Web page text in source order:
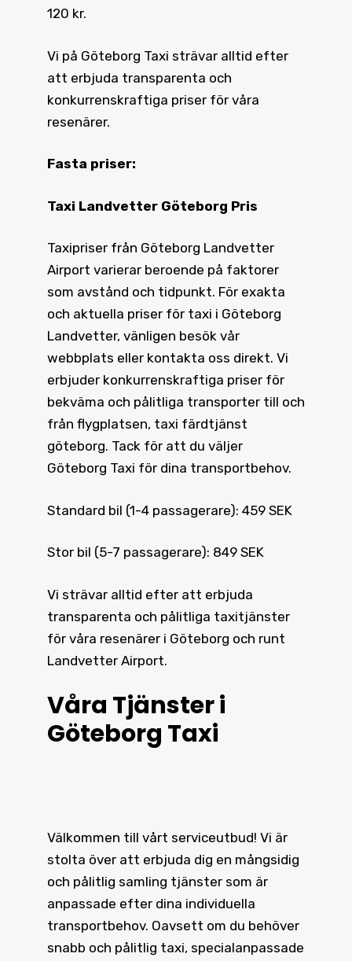
120 kr.
Vi på Göteborg Taxi strävar alltid efter
att erbjuda transparenta och
konkurrenskraftiga priser för våra
resenärer.
Fasta priser:
Taxi Landvetter Göteborg Pris
Taxipriser från Göteborg Landvetter
Airport varierar beroende på faktorer
som avstånd och tidpunkt. För exakta
och aktuella priser för taxi i Göteborg
Landvetter, vänligen besök vår
webbplats eller kontakta oss direkt. Vi
erbjuder konkurrenskraftiga priser för
bekväma och pålitliga transporter till och
från flygplatsen, taxi färdtjänst
göteborg. Tack för att du väljer
Göteborg Taxi för dina transportbehov.
Standard bil (1-4 passagerare): 459 SEK
Stor bil (5-7 passagerare): 849 SEK
Vi strävar alltid efter att erbjuda
transparenta och pålitliga taxitjänster
för våra resenärer i Göteborg och runt
Landvetter Airport.
Våra Tjänster i
Göteborg Taxi
Välkommen till vårt serviceutbud! Vi är
stolta över att erbjuda dig en mångsidig
och pålitlig samling tjänster som är
anpassade efter dina individuella
transportbehov. Oavsett om du behöver
snabb och pålitlig taxi, specialanpassade